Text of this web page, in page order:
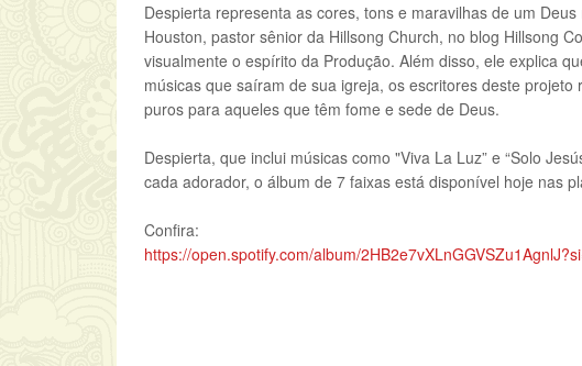
Despierta representa as cores, tons e maravilhas de um
Houston, pastor sênior da Hillsong Church, no blog Hillsong
visualmente o espírito da Produção. Além disso, ele explica
músicas que saíram de sua igreja, os escritores deste
puros para aqueles que têm fome e sede de Deus.
Despierta, que inclui músicas como "Viva La Luz” e “Solo
cada adorador, o álbum de 7 faixas está disponível hoje nas
Confira:
https://open.spotify.com/album/